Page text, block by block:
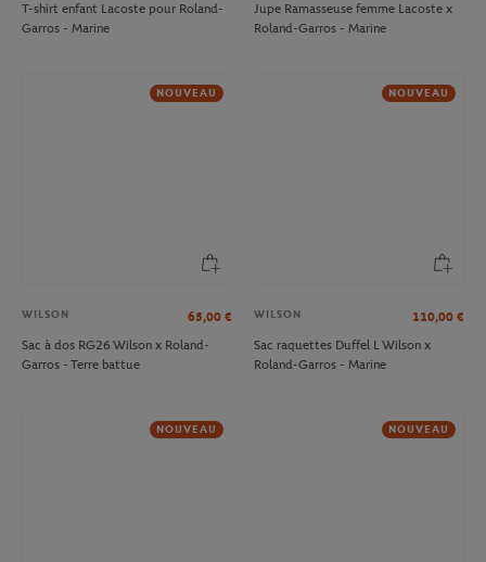
T-shirt enfant Lacoste pour Roland-
Garros - Marine
Jupe Ramasseuse femme Lacoste x
Roland-Garros - Marine
NOUVEAU
WILSON 65,00 €
Sac à dos RG26 Wilson x Roland-
Garros - Terre battue
NOUVEAU
WILSON 110,00 €
Sac raquettes Duffel L Wilson x
Roland-Garros - Marine
NOUVEAU NOUVEAU